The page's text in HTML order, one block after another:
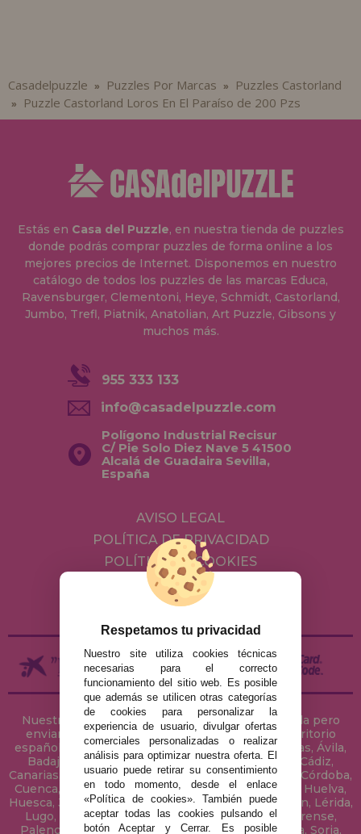
Casadelpuzzle » Puzzles Por Marcas » Puzzles Castorland
» Puzzle Castorland Loros En El Paraíso de 200 Pzs
Estás en Casa del Puzzle, en nuestra tienda de puzzles
donde podrás comprar puzzles de forma online a los
mejores precios de Internet. Disponemos en nuestro
catálogo de todos los puzzles de las marcas Educa,
Ravensburger, Clementoni, Heye, Schmidt, Castorland,
Jumbo, Trefl, Piatnik, Anatolian, Art Puzzle, Gibsons y
muchos más.
955 333 133
info@casadelpuzzle.com
Polígono Industrial Recisur
C/ Pie Solo Diez Nave 5 41500
Alcalá de Guadaira Sevilla,
España
AVISO LEGAL
POLÍTICA DE PRIVACIDAD
POLÍTICA DE COOKIES
ENVÍOS Y DEVOLUCIONES
DEVOLUCIONES / DESISTIMIENTO
Nuestra tienda de puzzles está ubicada en Sevilla pero
enviamos tus puzzles a cualquier ciudad del territorio
español: Álava, Albacete, Alicante, Almería, Asturias, Ávila,
Badajoz, Baleares, Barcelona, Burgos, Cáceres, Cádiz,
Canarias, Cantabria, Castellón, Ceuta, Ciudad Real, Córdoba,
Cuenca, Gerona, Granada, Guadalajara, Guipúzcoa, Huelva,
Huesca, Jaén, La Coruña, La Rioja, Las Palmas, Leon, Lérida,
Lugo, Madrid, Málaga, Melilla, Murcia, Navarra, Orense,
Palencia, Pontevedra, Salamanca, Segovia, Sevilla, Soria,
Respetamos tu privacidad
Nuestro site utiliza cookies técnicas
necesarias para el correcto
funcionamiento del sitio web. Es posible
que además se utilicen otras categorías
de cookies para personalizar la
experiencia de usuario, divulgar ofertas
comerciales personalizadas o realizar
análisis para optimizar nuestra oferta. El
usuario puede retirar su consentimiento
en todo momento, desde el enlace
«Política de cookies». También puede
aceptar todas las cookies pulsando el
botón Aceptar y Cerrar. Es posible